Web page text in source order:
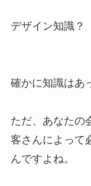
デザイン知識？
確かに知識はあ
ただ、あなたの
客さんによって
んですよね。